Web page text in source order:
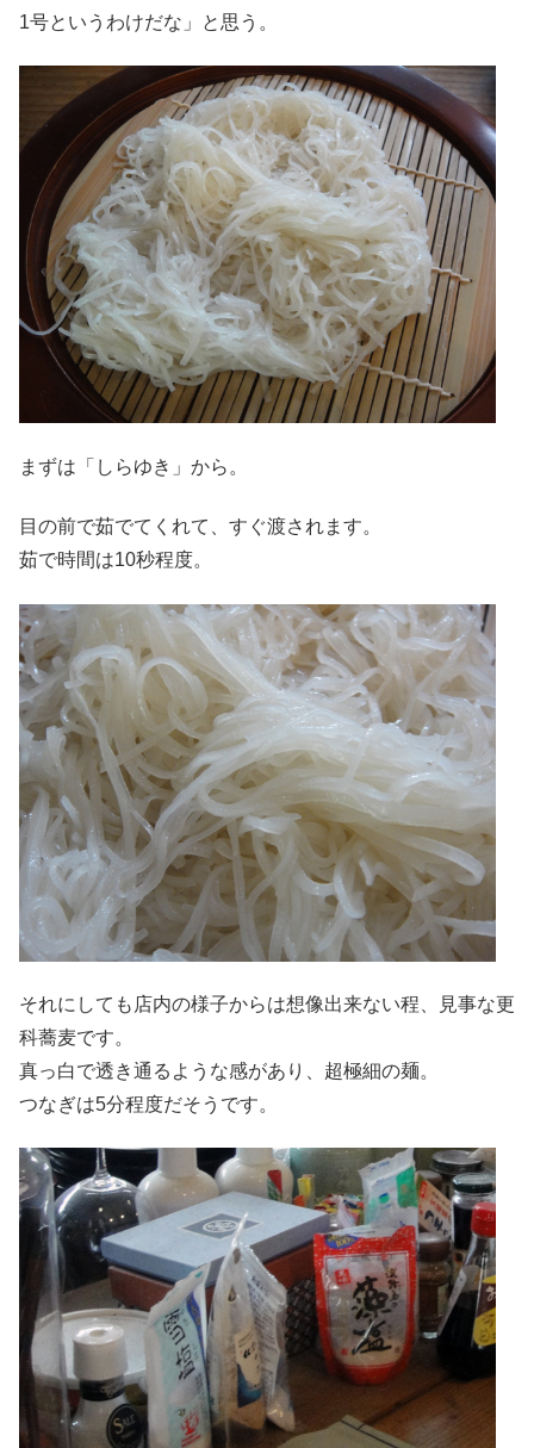
1号というわけだな」と思う。
まずは「しらゆき」から。
目の前で茹でてくれて、すぐ渡されます。
茹で時間は10秒程度。
それにしても店内の様子からは想像出来ない程、見事な更
科蕎麦です。
真っ白で透き通るような感があり、超極細の麺。
つなぎは5分程度だそうです。